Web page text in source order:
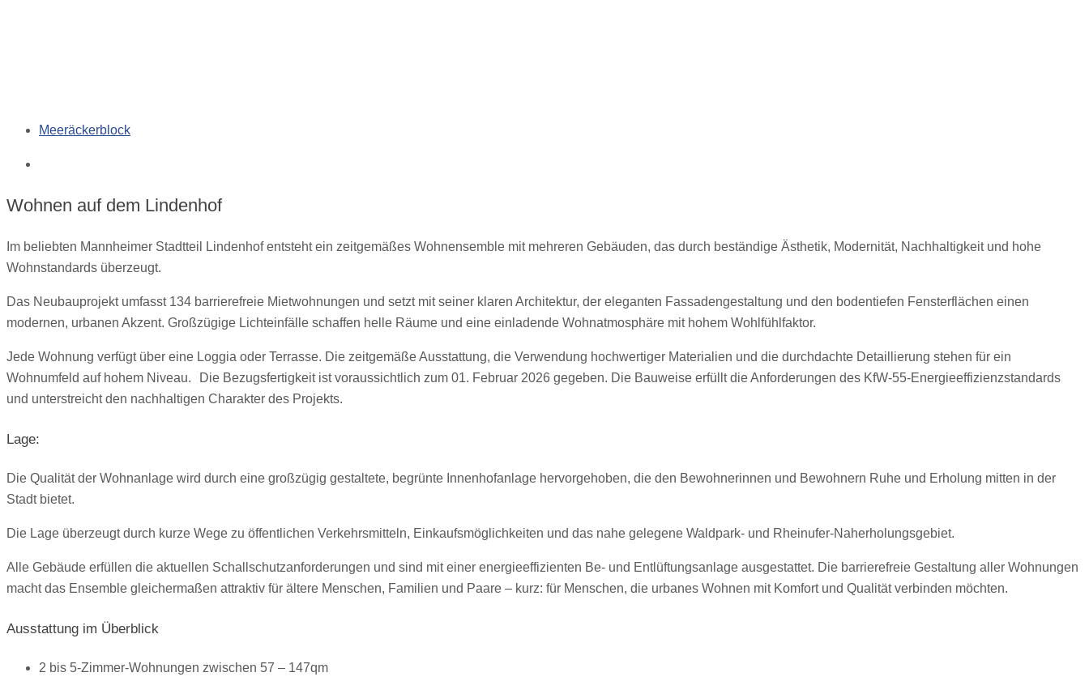
Meeräckerblock
Wohnen auf dem Lindenhof
Im beliebten Mannheimer Stadtteil Lindenhof entsteht ein zeitgemäßes Wohnensemble mit mehreren Gebäuden, das durch beständige Ästhetik, Modernität, Nachhaltigkeit und hohe
Wohnstandards überzeugt.
Das Neubauprojekt umfasst 134 barrierefreie Mietwohnungen und setzt mit seiner klaren Architektur, der eleganten Fassadengestaltung und den bodentiefen Fensterflächen einen
modernen, urbanen Akzent. Großzügige Lichteinfälle schaffen helle Räume und eine einladende Wohnatmosphäre mit hohem Wohlfühlfaktor.
Jede Wohnung verfügt über eine Loggia oder Terrasse. Die zeitgemäße Ausstattung, die Verwendung hochwertiger Materialien und die durchdachte Detaillierung stehen für ein
Wohnumfeld auf hohem Niveau. Die Bezugsfertigkeit ist voraussichtlich zum 01. Februar 2026 gegeben. Die Bauweise erfüllt die Anforderungen des KfW-55-Energieeffizienzstandards
und unterstreicht den nachhaltigen Charakter des Projekts.
Lage:
Die Qualität der Wohnanlage wird durch eine großzügig gestaltete, begrünte Innenhofanlage hervorgehoben, die den Bewohnerinnen und Bewohnern Ruhe und Erholung mitten in der
Stadt bietet.
Die Lage überzeugt durch kurze Wege zu öffentlichen Verkehrsmitteln, Einkaufsmöglichkeiten und das nahe gelegene Waldpark- und Rheinufer-Naherholungsgebiet.
Alle Gebäude erfüllen die aktuellen Schallschutzanforderungen und sind mit einer energieeffizienten Be- und Entlüftungsanlage ausgestattet. Die barrierefreie Gestaltung aller Wohnungen
macht das Ensemble gleichermaßen attraktiv für ältere Menschen, Familien und Paare – kurz: für Menschen, die urbanes Wohnen mit Komfort und Qualität verbinden möchten.
Ausstattung im Überblick
2 bis 5-Zimmer-Wohnungen zwischen 57 – 147qm